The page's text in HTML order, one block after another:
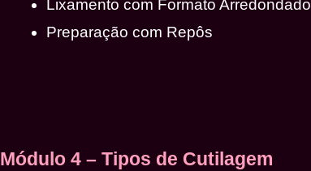
Lixamento com Formato Arredondado
Preparação com Repôs
Módulo 4 – Tipos de Cutilagem